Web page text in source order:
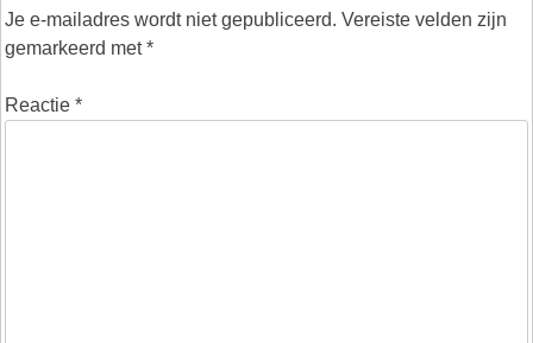
Je e-mailadres wordt niet gepubliceerd. Vereiste velden zijn
gemarkeerd met*
Reactie *